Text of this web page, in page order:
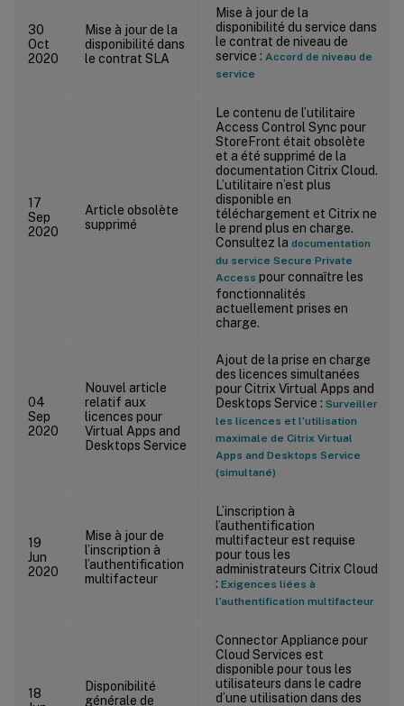
30
Oct
2020
Mise à jour de la
disponibilité dans
le contrat SLA
Mise à jour de la
disponibilité du service dans
le contrat de niveau de
service : Accord de niveau de
service
17
Sep
2020
Article obsolète
supprimé
Le contenu de l’utilitaire
Access Control Sync pour
StoreFront était obsolète
et a été supprimé de la
documentation Citrix Cloud.
L’utilitaire n’est plus
disponible en
téléchargement et Citrix ne
le prend plus en charge.
Consultez la documentation
du service Secure Private
Access pour connaître les
fonctionnalités
actuellement prises en
charge.
04
Sep
2020
Nouvel article
relatif aux
licences pour
Virtual Apps and
Desktops Service
Ajout de la prise en charge
des licences simultanées
pour Citrix Virtual Apps and
Desktops Service : Surveiller
les licences et l’utilisation
maximale de Citrix Virtual
Apps and Desktops Service
(simultané)
19
Jun
2020
Mise à jour de
l’inscription à
l’authentification
multifacteur
L’inscription à
l’authentification
multifacteur est requise
pour tous les
administrateurs Citrix Cloud
: Exigences liées à
l’authentification multifacteur
18
Disponibilité
générale de
Connector Appliance pour
Cloud Services est
disponible pour tous les
utilisateurs dans le cadre
d’une utilisation dans des